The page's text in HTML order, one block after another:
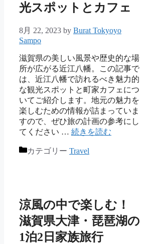
光スポットとカフェ
8月 22, 2023 by Burat Tokyoyo
Sampo
滋賀県の美しい風景や歴史的な場
所が広がる近江八幡。この記事で
は、近江八幡で訪れるべき魅力的
な観光スポットと町家カフェにつ
いてご紹介します。地元の魅力を
楽しむための情報が詰まっていま
すので、ぜひ旅の計画の参考にし
てください … 続きを読む
カテゴリー Travel
涼風の中で楽しむ！
滋賀県大津・琵琶湖の
1泊2日家族旅行